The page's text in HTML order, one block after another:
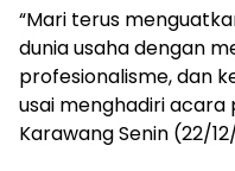
“Mari terus
dunia usaha dengan
profesionalisme, dan
usai menghadiri acara
Karawang Senin (22/